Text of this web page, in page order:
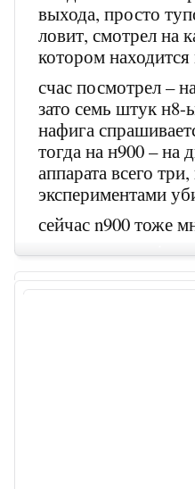
выхода, просто
ловит, смотрел на
котором находится
счас посмотрел –
зато семь штук
нафига
тогда на н900 – на
аппарата всего
экспериментами
сейчас n900 тоже